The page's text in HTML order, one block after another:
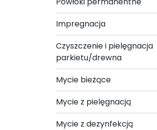
Impregnacja
Czyszczenie i pielęgnacja
parkietu/drewna
Mycie bieżące
Mycie z pielęgnacją
Mycie z dezynfekcją